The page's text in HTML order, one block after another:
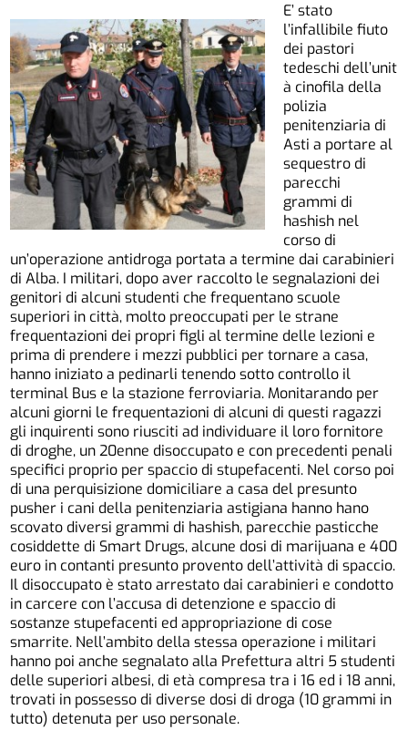
E’ stato
l’infallibile fiuto
dei pastori
tedeschi dell’unit
à cinofila della
polizia
penitenziaria di
Asti a portare al
sequestro di
parecchi
grammi di
hashish nel
corso di
un’operazione antidroga portata a termine dai carabinieri
di Alba. I militari, dopo aver raccolto le segnalazioni dei
genitori di alcuni studenti che frequentano scuole
superiori in città, molto preoccupati per le strane
frequentazioni dei propri figli al termine delle lezioni e
prima di prendere i mezzi pubblici per tornare a casa,
hanno iniziato a pedinarli tenendo sotto controllo il
terminal Bus e la stazione ferroviaria. Monitarando per
alcuni giorni le frequentazioni di alcuni di questi ragazzi
gli inquirenti sono riusciti ad individuare il loro fornitore
di droghe, un 20enne disoccupato e con precedenti penali
specifici proprio per spaccio di stupefacenti. Nel corso poi
di una perquisizione domiciliare a casa del presunto
pusher i cani della penitenziaria astigiana hanno hano
scovato diversi grammi di hashish, parecchie pasticche
cosiddette di Smart Drugs, alcune dosi di marijuana e 400
euro in contanti presunto provento dell’attività di spaccio.
Il disoccupato è stato arrestato dai carabinieri e condotto
in carcere con l’accusa di detenzione e spaccio di
sostanze stupefacenti ed appropriazione di cose
smarrite. Nell’ambito della stessa operazione i militari
hanno poi anche segnalato alla Prefettura altri 5 studenti
delle superiori albesi, di età compresa tra i 16 ed i 18 anni,
trovati in possesso di diverse dosi di droga (10 grammi in
tutto) detenuta per uso personale.